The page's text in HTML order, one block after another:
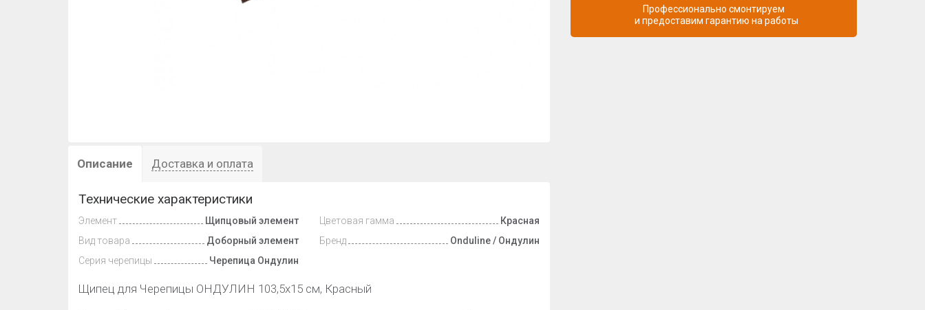
Описание Доставка и оплата
Технические характеристики
Элемент
Щипцовый элемент
Вид товара
Доборный элемент
Серия черепицы
Черепица Ондулин
Цветовая гамма
Красная
Бренд
Onduline / Ондулин
Щипец для Черепицы ОНДУЛИН 103,5х15 см, Красный
Профессионально смонтируем
и предоставим гарантию на работы